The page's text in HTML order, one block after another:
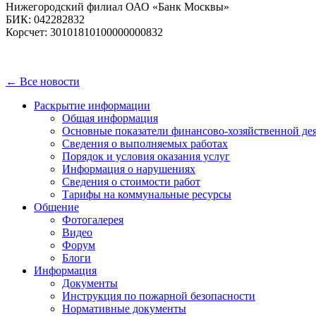
Нижегородский филиал ОАО «Банк Москвы»
БИК: 042282832
Корсчет: 30101810100000000832
← Все новости
Раскрытие информации
Общая информация
Основные показатели финансово-хозяйственной
Сведения о выполняемых работах
Порядок и условия оказания услуг
Информация о нарушениях
Сведения о стоимости работ
Тарифы на коммунальные ресурсы
Общение
Фотогалерея
Видео
Форум
Блоги
Информация
Документы
Инструкция по пожарной безопасности
Нормативные документы